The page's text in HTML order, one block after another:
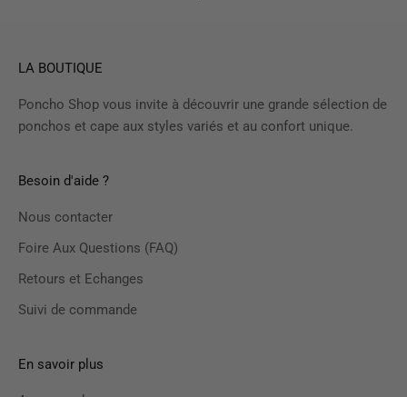
LA BOUTIQUE
Poncho Shop vous invite à découvrir une grande sélection de
ponchos et cape aux styles variés et au confort unique.
Besoin d'aide ?
Nous contacter
Foire Aux Questions (FAQ)
Retours et Echanges
Suivi de commande
En savoir plus